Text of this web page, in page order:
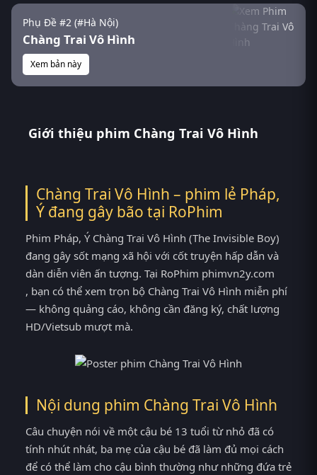
Phụ Đề #2 (#Hà Nội)
Chàng Trai Vô Hình
Xem bản này
Giới thiệu phim Chàng Trai Vô Hình
Chàng Trai Vô Hình – phim lẻ Pháp,
Ý đang gây bão tại RoPhim
Phim Pháp, Ý Chàng Trai Vô Hình (The Invisible Boy)
đang gây sốt mạng xã hội với cốt truyện hấp dẫn và
dàn diễn viên ấn tượng. Tại RoPhim phimvn2y.com
, bạn có thể xem trọn bộ Chàng Trai Vô Hình miễn phí
— không quảng cáo, không cần đăng ký, chất lượng
HD/Vietsub mượt mà.
Nội dung phim Chàng Trai Vô Hình
Câu chuyện nói về một cậu bé 13 tuổi từ nhỏ đã có
tính nhút nhát, ba mẹ của cậu bé đã làm đủ mọi cách
để có thể làm cho cậu bình thường như những đứa trẻ